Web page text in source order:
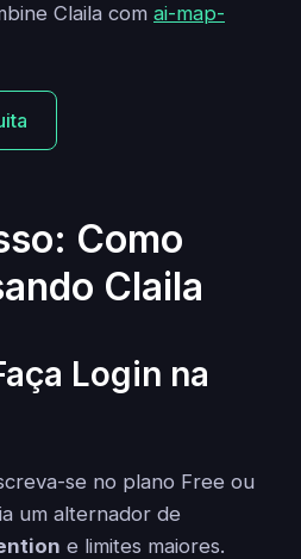
Claila com ai-map-
Como
Claila
Login na
se no plano Free ou
um alternador de
e limites maiores.